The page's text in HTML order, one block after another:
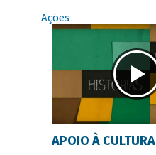
Ações
APOIO À CULTURA